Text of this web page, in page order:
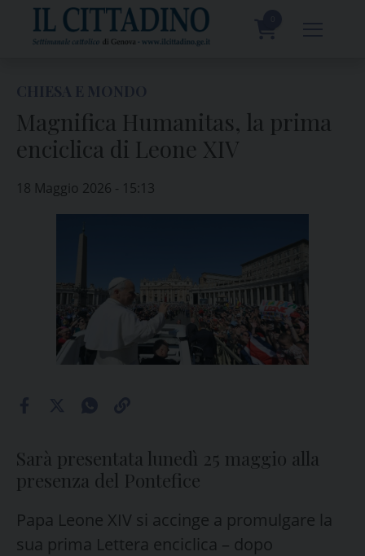
content
Magnifica Humanitas, la prima
enciclica di Leone XIV
18 Maggio 2026 - 15:13
Sarà presentata lunedì 25 maggio alla
presenza del Pontefice
Papa Leone XIV si accinge a promulgare la
sua prima Lettera enciclica – dopo